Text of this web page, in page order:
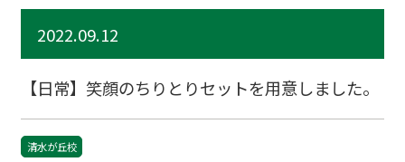
2022.09.12
【日常】笑顔のちりとりセットを用意しました。
清水が丘校